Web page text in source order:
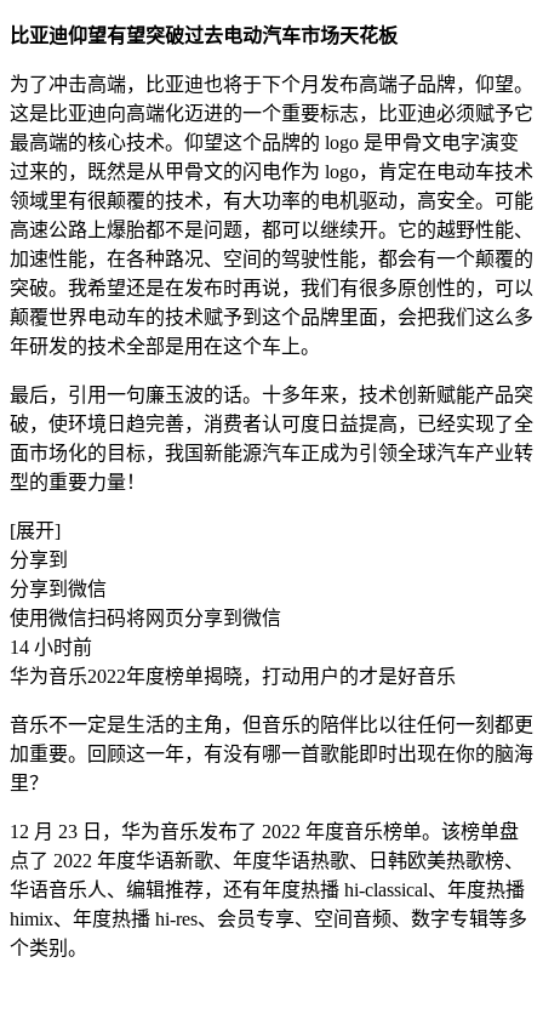
比亚迪仰望有望突破过去电动汽车市场天花板
为了冲击高端，比亚迪也将于下个月发布高端子品牌，仰望。
这是比亚迪向高端化迈进的一个重要标志，比亚迪必须赋予它
最高端的核心技术。仰望这个品牌的 logo 是甲骨文电字演变
过来的，既然是从甲骨文的闪电作为 logo，肯定在电动车技术
领域里有很颠覆的技术，有大功率的电机驱动，高安全。可能
高速公路上爆胎都不是问题，都可以继续开。它的越野性能、
加速性能，在各种路况、空间的驾驶性能，都会有一个颠覆的
突破。我希望还是在发布时再说，我们有很多原创性的，可以
颠覆世界电动车的技术赋予到这个品牌里面，会把我们这么多
年研发的技术全部是用在这个车上。
最后，引用一句廉玉波的话。十多年来，技术创新赋能产品突
破，使环境日趋完善，消费者认可度日益提高，已经实现了全
面市场化的目标，我国新能源汽车正成为引领全球汽车产业转
型的重要力量！
[展开]
分享到
分享到微信
使用微信扫码将网页分享到微信
14 小时前
华为音乐2022年度榜单揭晓，打动用户的才是好音乐
音乐不一定是生活的主角，但音乐的陪伴比以往任何一刻都更
加重要。回顾这一年，有没有哪一首歌能即时出现在你的脑海
里？
12 月 23 日，华为音乐发布了 2022 年度音乐榜单。该榜单盘
点了 2022 年度华语新歌、年度华语热歌、日韩欧美热歌榜、
华语音乐人、编辑推荐，还有年度热播 hi-classical、年度热播
himix、年度热播 hi-res、会员专享、空间音频、数字专辑等多
个类别。